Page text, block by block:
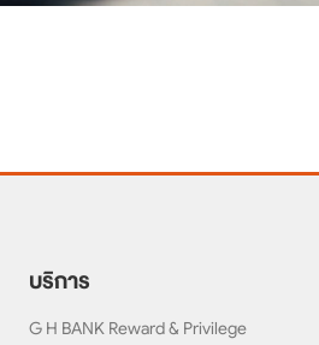
บริการ
G H BANK Reward & Privilege